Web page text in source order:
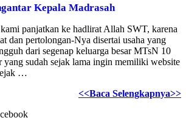
Kepala Madrasah
panjatkan ke hadlirat Allah SWT, karena
dan pertolongan-Nya disertai usaha yang
dari segenap keluarga besar MTsN 10
yang sudah sejak lama ingin memiliki website
…
<<Baca Selengkapnya>>